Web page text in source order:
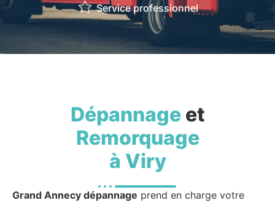
Service professionnel
Dépannageet
Remorquage
à Viry
Grand Annecy dépannage prend en charge votre